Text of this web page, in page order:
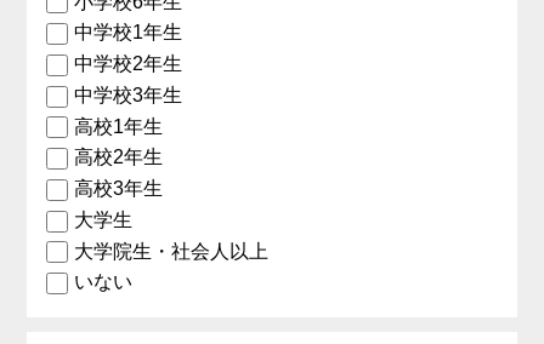
中学校1年生
中学校2年生
中学校3年生
高校1年生
高校2年生
高校3年生
大学生
大学院生・社会人以上
いない